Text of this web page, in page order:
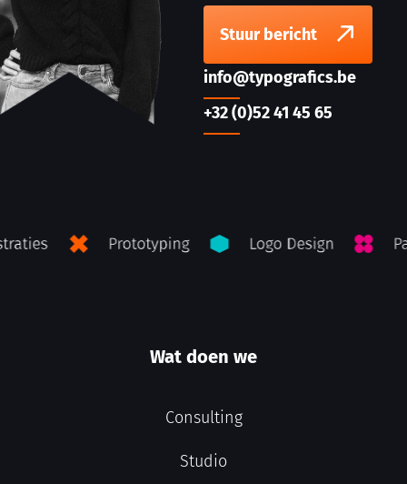
Stuur bericht
info@typografics.be
+32 (0)52 41 45 65
Wat doen we
Consulting
Studio